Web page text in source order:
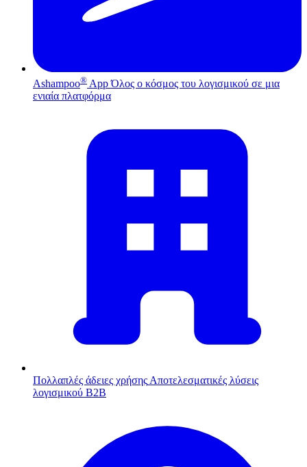
Ashampoo® App Όλος ο κόσμος του λογισμικού σε μια
ενιαία πλατφόρμα
Πολλαπλές άδειες χρήσης Αποτελεσματικές λύσεις
λογισμικού B2B